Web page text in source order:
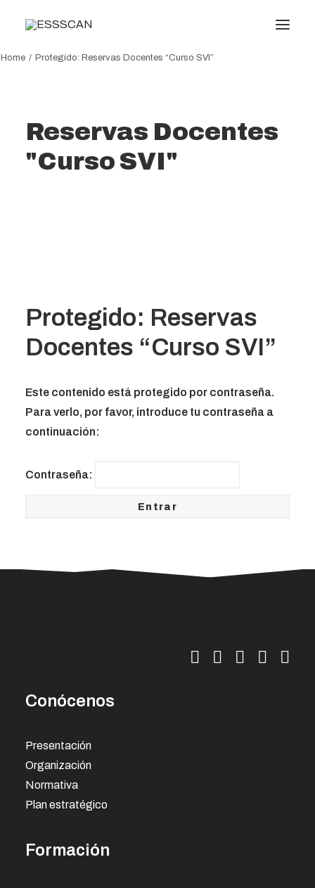
Formación
Conocimiento
Servicios
Home Protegido: Reservas Docentes “Curso SVI”
Reservas Docentes
"Curso SVI"
Protegido: Reservas
Docentes “Curso SVI”
Este contenido está protegido por contraseña.
Para verlo, por favor, introduce tu contraseña a
continuación:
Contraseña:
Conócenos
Presentación
Organización
Normativa
Plan estratégico
Formación